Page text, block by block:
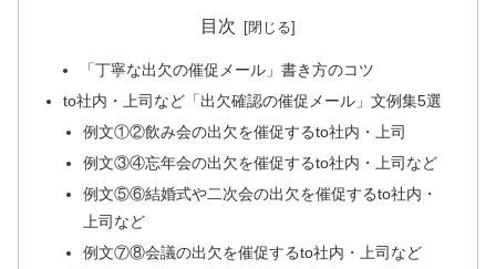
目次
「丁寧な出欠の催促メール」書き方のコツ
to社内・上司など「出欠確認の催促メール」文例集5選
例文①②飲み会の出欠を催促するto社内・上司
例文③④忘年会の出欠を催促するto社内・上司など
例文⑤⑥結婚式や二次会の出欠を催促するto社内・
上司など
例文⑦⑧会議の出欠を催促するto社内・上司など